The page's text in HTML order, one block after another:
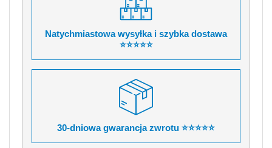
Natychmiastowa wysyłka i szybka dostawa
⭐⭐⭐⭐⭐
30-dniowa gwarancja zwrotu ⭐⭐⭐⭐⭐